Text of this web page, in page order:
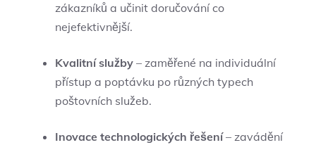
zákazníků a učinit doručování co
nejefektivnější.
Kvalitní služby – zaměřené na individuální
přístup a poptávku po různých typech
poštovních služeb.
Inovace technologických řešení– zavádění